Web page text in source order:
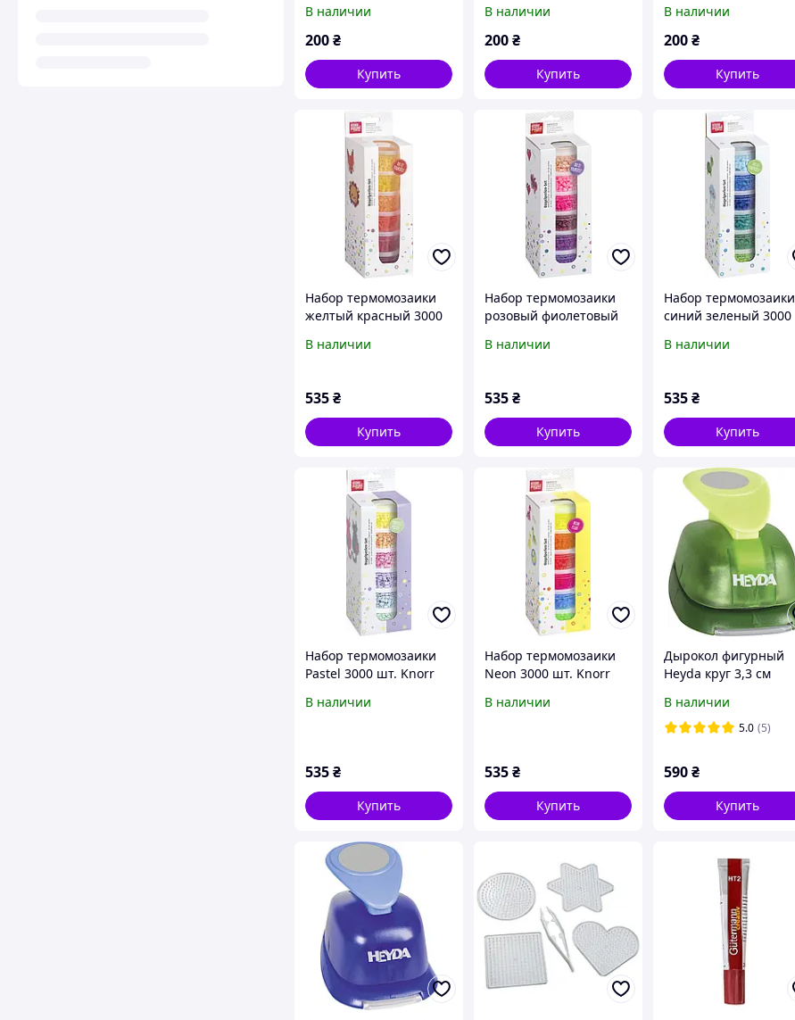
В наличии
200₴
Купить
В наличии
200₴
Купить
В наличии
200₴
Купить
Набор термомозаики
желтый красный 3000
212170150
В наличии
535₴
Купить
Набор термомозаики
розовый фиолетовый
212170151
В наличии
535₴
Купить
Набор термомозаики
синий зеленый 3000
212170152
В наличии
535₴
Купить
Набор термомозаики
Pastel 3000 шт. Knorr
В наличии
535₴
Купить
Набор термомозаики
Neon 3000 шт. Knorr
В наличии
535₴
Купить
Дырокол фигурный
Heyda круг 3,3 см
В наличии
5.0 (5)
590₴
Купить